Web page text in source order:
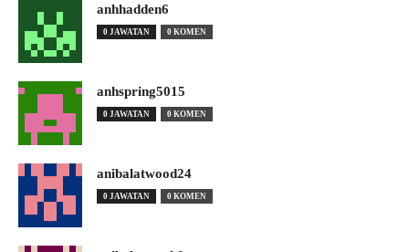
anhhadden6
0 JAWATAN 0 KOMEN
anhspring5015
0 JAWATAN 0 KOMEN
anibalatwood24
0 JAWATAN 0 KOMEN